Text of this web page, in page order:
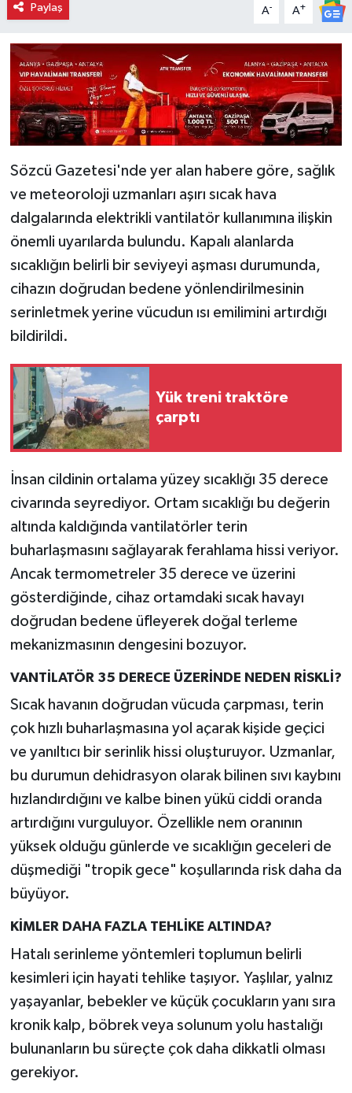
Paylaş A- A+
Sözcü Gazetesi'nde yer alan habere göre, sağlık
ve meteoroloji uzmanları aşırı sıcak hava
dalgalarında elektrikli vantilatör kullanımına ilişkin
önemli uyarılarda bulundu. Kapalı alanlarda
sıcaklığın belirli bir seviyeyi aşması durumunda,
cihazın doğrudan bedene yönlendirilmesinin
serinletmek yerine vücudun ısı emilimini artırdığı
bildirildi.
Yük treni traktöre
çarptı
İnsan cildinin ortalama yüzey sıcaklığı 35 derece
civarında seyrediyor. Ortam sıcaklığı bu değerin
altında kaldığında vantilatörler terin
buharlaşmasını sağlayarak ferahlama hissi veriyor.
Ancak termometreler 35 derece ve üzerini
gösterdiğinde, cihaz ortamdaki sıcak havayı
doğrudan bedene üfleyerek doğal terleme
mekanizmasının dengesini bozuyor.
VANTİLATÖR 35 DERECE ÜZERİNDE NEDEN RİSKLİ?
Sıcak havanın doğrudan vücuda çarpması, terin
çok hızlı buharlaşmasına yol açarak kişide geçici
ve yanıltıcı bir serinlik hissi oluşturuyor. Uzmanlar,
bu durumun dehidrasyon olarak bilinen sıvı kaybını
hızlandırdığını ve kalbe binen yükü ciddi oranda
artırdığını vurguluyor. Özellikle nem oranının
yüksek olduğu günlerde ve sıcaklığın geceleri de
düşmediği "tropik gece" koşullarında risk daha da
büyüyor.
KİMLER DAHA FAZLA TEHLİKE ALTINDA?
Hatalı serinleme yöntemleri toplumun belirli
kesimleri için hayati tehlike taşıyor. Yaşlılar, yalnız
yaşayanlar, bebekler ve küçük çocukların yanı sıra
kronik kalp, böbrek veya solunum yolu hastalığı
bulunanların bu süreçte çok daha dikkatli olması
gerekiyor.